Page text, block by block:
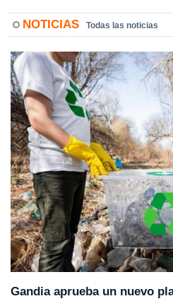
NOTICIAS Todas las noticias
Gandia aprueba un nuevo